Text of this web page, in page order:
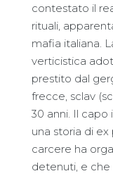
contestato il
rituali,
mafia italiana.
verticistica
prestito dal
frecce, sclav
30 anni. Il capo
una storia di
carcere ha
detenuti, e che